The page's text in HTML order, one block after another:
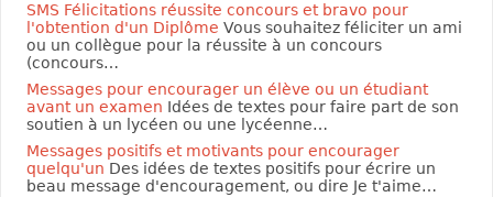
SMS Félicitations réussite concours et bravo pour
l'obtention d'un Diplôme Vous souhaitez féliciter un ami
ou un collègue pour la réussite à un concours
(concours…
Messages pour encourager un élève ou un étudiant
avant un examen Idées de textes pour faire part de son
soutien à un lycéen ou une lycéenne…
Messages positifs et motivants pour encourager
quelqu'un Des idées de textes positifs pour écrire un
beau message d'encouragement, ou dire Je t'aime…